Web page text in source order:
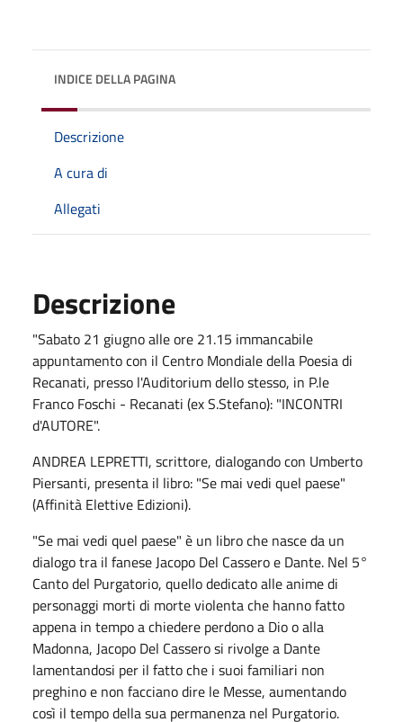
INDICE DELLA PAGINA
Descrizione
A cura di
Allegati
Descrizione
"Sabato 21 giugno alle ore 21.15 immancabile
appuntamento con il Centro Mondiale della Poesia di
Recanati, presso l'Auditorium dello stesso, in P.le
Franco Foschi - Recanati (ex S.Stefano): "INCONTRI
d'AUTORE".
ANDREA LEPRETTI, scrittore, dialogando con Umberto
Piersanti, presenta il libro: "Se mai vedi quel paese"
(Affinità Elettive Edizioni).
"Se mai vedi quel paese" è un libro che nasce da un
dialogo tra il fanese Jacopo Del Cassero e Dante. Nel 5°
Canto del Purgatorio, quello dedicato alle anime di
personaggi morti di morte violenta che hanno fatto
appena in tempo a chiedere perdono a Dio o alla
Madonna, Jacopo Del Cassero si rivolge a Dante
lamentandosi per il fatto che i suoi familiari non
preghino e non facciano dire le Messe, aumentando
così il tempo della sua permanenza nel Purgatorio.